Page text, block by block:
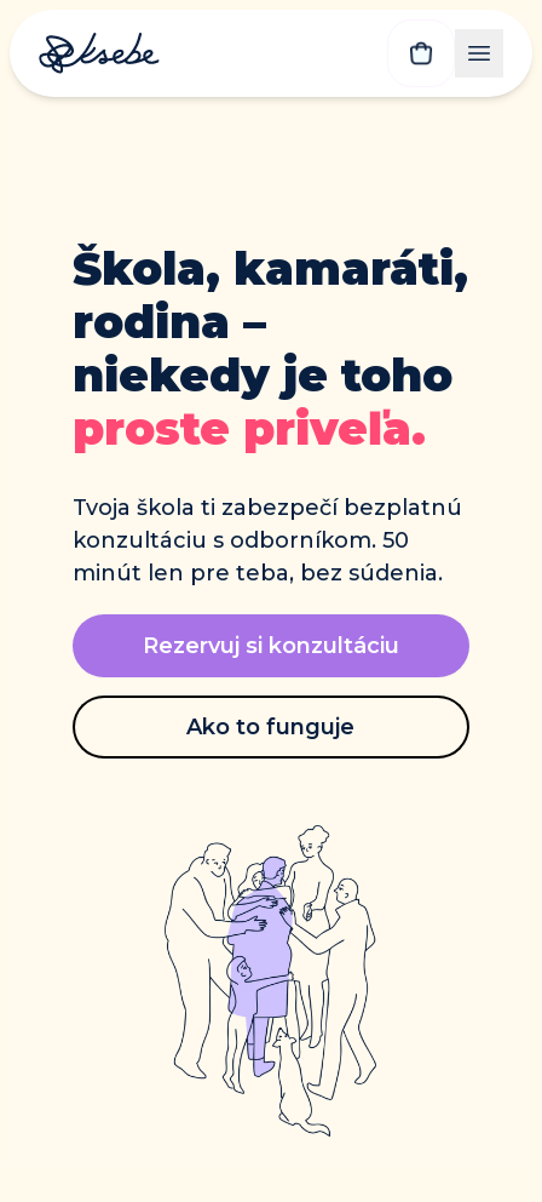
Škola, kamaráti,
rodina –
proste priveľa.
Tvoja škola ti zabezpečí bezplatnú
konzultáciu s odborníkom. 50
minút len pre teba, bez súdenia.
Rezervuj si konzultáciu
Ako to funguje